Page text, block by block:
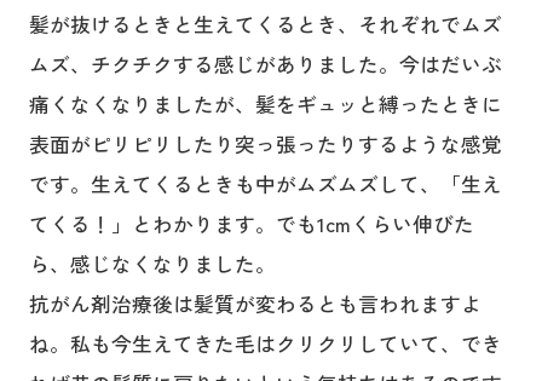
髪が抜けるときと生えてくるとき、それぞれでムズ
ムズ、チクチクする感じがありました。今はだいぶ
痛くなくなりましたが、髪をギュッと縛ったときに
表面がピリピリしたり突っ張ったりするような感覚
です。生えてくるときも中がムズムズして、「生え
てくる！」とわかります。でも1cmくらい伸びた
ら、感じなくなりました。
抗がん剤治療後は髪質が変わるとも言われますよ
ね。私も今生えてきた毛はクリクリしていて、でき